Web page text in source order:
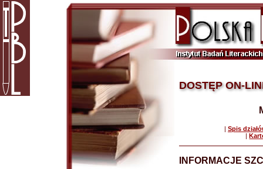
DOSTĘP ON-
| Spis
|
INFORMACJE